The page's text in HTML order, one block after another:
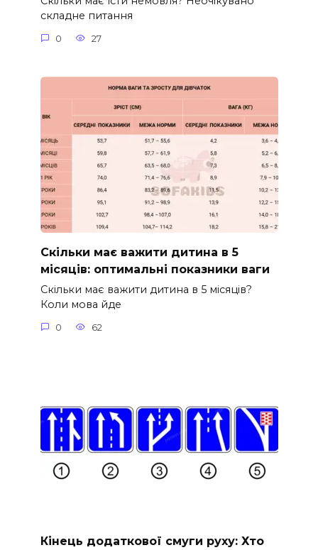
складне питання
0 27
Скільки має важити дитина в 5
місяців: оптимальні показники ваги
Скільки має важити дитина в 5 місяців?
Коли мова йде
0 62
Кінець додаткової смуги руху: Хто